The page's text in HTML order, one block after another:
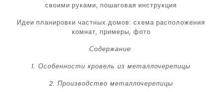
своими руками, пошаговая инструкция
Идеи планировки частных домов: схема расположения
комнат, примеры, фото
Содержание:
1. Особенности кровель из металлочерепицы
2. Производство металлочерепицы